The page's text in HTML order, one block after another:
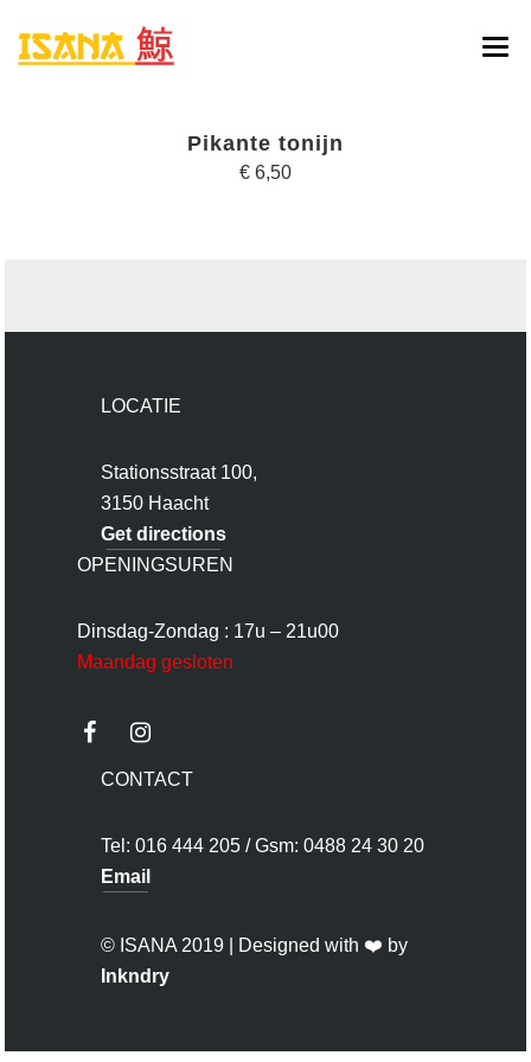
Pikante tonijn
€ 6,50
LOCATIE
Stationsstraat 100,
3150 Haacht
Get directions
OPENINGSUREN
Dinsdag-Zondag : 17u – 21u00
Maandag gesloten
CONTACT
Tel: 016 444 205 / Gsm: 0488 24 30 20
Email
© ISANA 2019 | Designed with ❤️ by
Inkndry